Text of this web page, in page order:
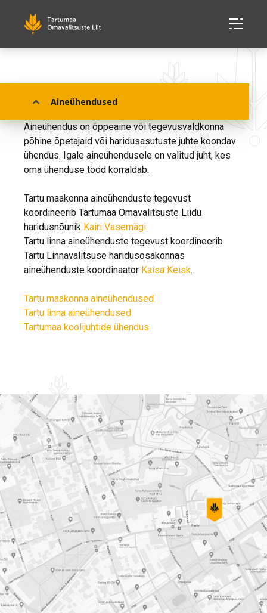
Aineühendused
Aineühendused
Aineühendus on õppeaine või tegevusvaldkonna
põhine õpetajaid või haridusasutuste juhte koondav
ühendus. Igale aineühendusele on valitud juht, kes
oma ühenduse tööd korraldab.
Tartu maakonna aineühenduste tegevust
koordineerib Tartumaa Omavalitsuste Liidu
haridusnõunik Kairi Vasemägi.
Tartu linna aineühenduste tegevust koordineerib
Tartu Linnavalitsuse haridusosakonnas
aineühenduste koordinaator Kaisa Keisk.
Tartu maakonna aineühendused
Tartu linna aineühendused
Tartumaa koolijuhtide ühendus